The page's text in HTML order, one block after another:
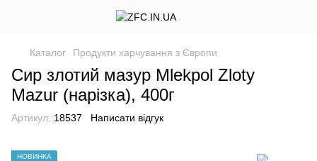
Каталог Продукти харчування з Європи
Сир злотий мазур Mlekpol Zloty
Mazur (нарізка), 400г
Артикул: 18537 Написати відгук
НОВИНКА